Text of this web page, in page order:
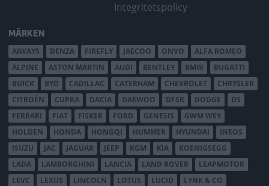
Integritetspolicy
MÄRKEN
AIWAYS DENZA FIREFLY JAECOO ONVO
ALFA ROMEO
ALPINE
ASTON MARTIN AUDI BENTLEY BMW
BUGATTI
BUICK
BYD CADILLAC CATERHAM CHEVROLET
CHRYSLER
CITROËN
CUPRA DACIA DAEWOO DFSK DODGE
DS
FERRARI
FIAT FISKER FORD GENESIS
GWM WEY
HOLDEN
HONDA HONGQI HUMMER HYUNDAI
INEOS
ISUZU
JAC JAGUAR JEEP KGM KIA
KOENIGSEGG
LADA
LAMBORGHINI LANCIA LAND ROVER
LEAPMOTOR
LEVC
LEXUS LINCOLN LOTUS LUCID LYNK & CO